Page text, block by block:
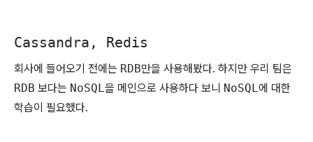
Cassandra, Redis
회사에 들어오기 전에는 RDB만을 사용해봤다. 하지만 우리 팀은
RDB 보다는 NoSQL 을 메인으로 사용하다 보니 NoSQL 에 대한
학습이 필요했다.